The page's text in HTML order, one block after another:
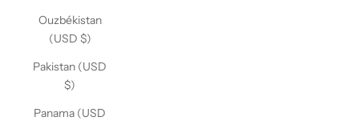
Ouzbékistan
(USD $)
Pakistan (USD
$)
Panama (USD